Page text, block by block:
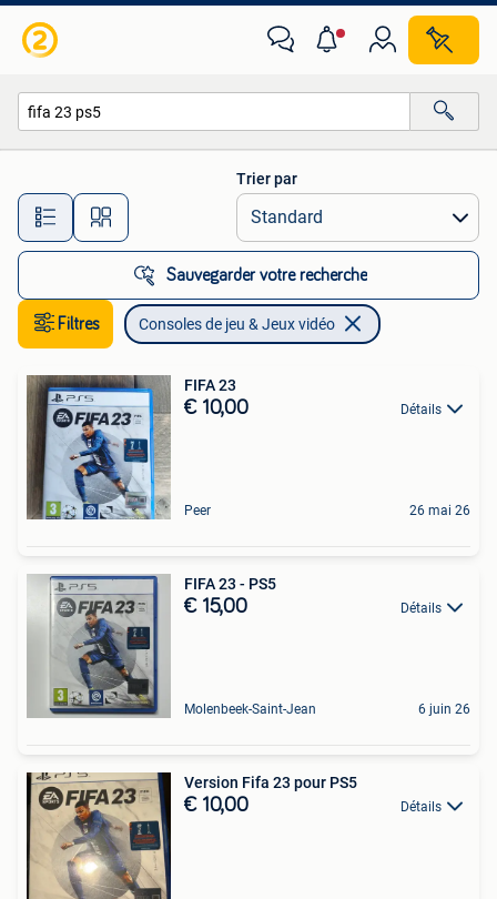
Toutes les distances…
Trier par
Sauvegarder votre recherche
Filtres Consoles de jeu & Jeux vidéo
FIFA 23
€ 10,00 Détails
Peer 26 mai 26
FIFA 23 - PS5
€ 15,00 Détails
Molenbeek-Saint-Jean 6 juin 26
Version Fifa 23 pour PS5
€ 10,00 Détails